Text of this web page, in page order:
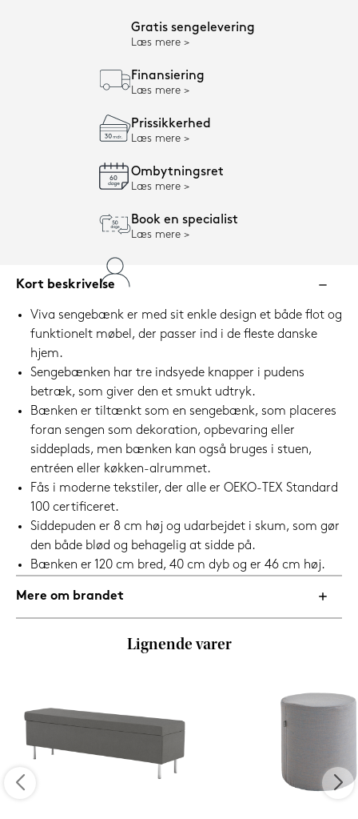
Gratis sengelevering
Læs mere
Finansiering
Læs mere
Prissikkerhed
Læs mere
Ombytningsret
Læs mere
Book en specialist
Læs mere
Kort beskrivelse
Viva sengebænk er med sit enkle design et både flot og
funktionelt møbel, der passer ind i de fleste danske
hjem.
Sengebænken har tre indsyede knapper i pudens
betræk, som giver den et smukt udtryk.
Bænken er tiltænkt som en sengebænk, som placeres
foran sengen som dekoration, opbevaring eller
siddeplads, men bænken kan også bruges i stuen,
entréen eller køkken-alrummet.
Fås i moderne tekstiler, der alle er OEKO-TEX Standard
100 certificeret.
Siddepuden er 8 cm høj og udarbejdet i skum, som gør
den både blød og behagelig at sidde på.
Bænken er 120 cm bred, 40 cm dyb og er 46 cm høj.
Mere om brandet
Lignende varer